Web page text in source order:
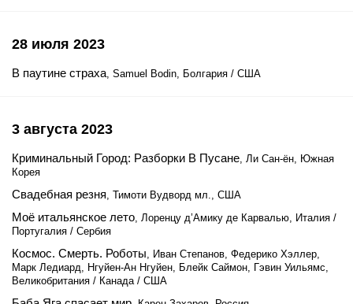
28 июля 2023
В паутине страха, Samuel Bodin, Болгария / США
3 августа 2023
Криминальный Город: Разборки В Пусане, Ли Сан-ён, Южная
Корея
Свадебная резня, Тимоти Вудворд мл., США
Моё итальянское лето, Лоренцу д’Амику де Карвалью, Италия /
Португалия / Сербия
Космос. Смерть. Роботы, Иван Степанов, Федерико Хэллер,
Марк Ледиард, Нгуйен-Ан Нгуйен, Блейк Саймон, Гэвин Уильямс,
Великобритания / Канада / США